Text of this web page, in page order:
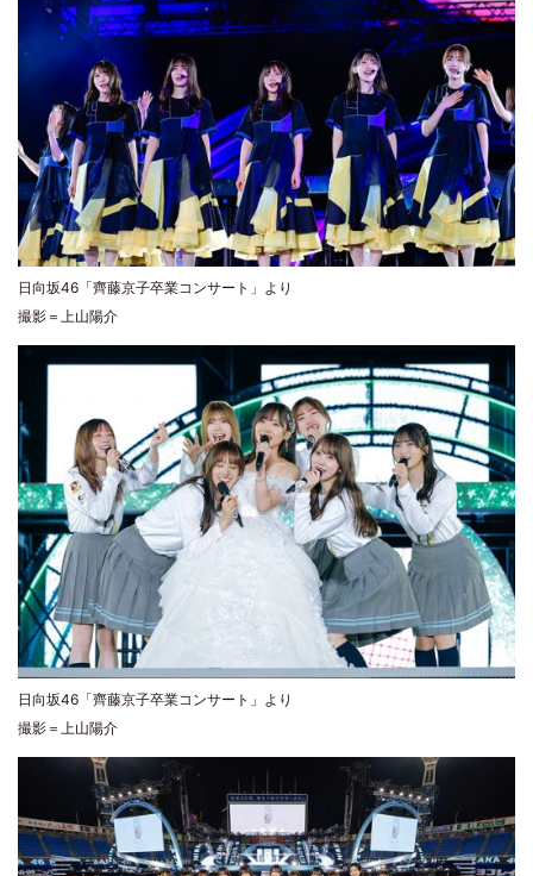
日向坂46「齊藤京子卒業コンサート」より
撮影＝上山陽介
日向坂46「齊藤京子卒業コンサート」より
撮影＝上山陽介